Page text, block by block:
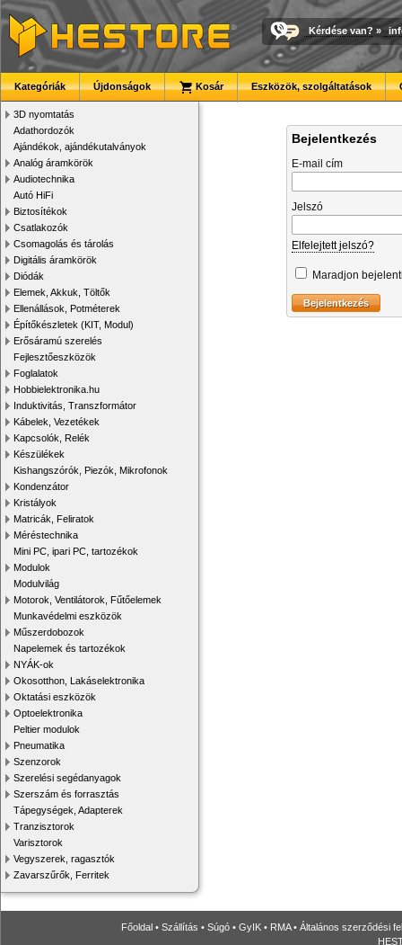
Kérdése van? »
Kategóriák Újdonságok Kosár Eszközök, szolgáltatások
3D nyomtatás
Adathordozók
Ajándékok, ajándékutalványok
Analóg áramkörök
Audiotechnika
Autó HiFi
Biztosítékok
Csatlakozók
Csomagolás és tárolás
Digitális áramkörök
Diódák
Elemek, Akkuk, Töltők
Ellenállások, Potméterek
Építőkészletek (KIT, Modul)
Erősáramú szerelés
Fejlesztőeszközök
Foglalatok
Hobbielektronika.hu
Induktivitás, Transzformátor
Kábelek, Vezetékek
Kapcsolók, Relék
Készülékek
Kishangszórók, Piezók, Mikrofonok
Kondenzátor
Kristályok
Matricák, Feliratok
Méréstechnika
Mini PC, ipari PC, tartozékok
Modulok
Modulvilág
Motorok, Ventilátorok, Fűtőelemek
Munkavédelmi eszközök
Műszerdobozok
Napelemek és tartozékok
NYÁK-ok
Okosotthon, Lakáselektronika
Oktatási eszközök
Optoelektronika
Peltier modulok
Pneumatika
Szenzorok
Szerelési segédanyagok
Szerszám és forrasztás
Tápegységek, Adapterek
Tranzisztorok
Varisztorok
Vegyszerek, ragasztók
Zavarszűrők, Ferritek
Bejelentkezés
E-mail cím
Jelszó
Elfelejtett jelszó?
Maradjon
Főoldal • Szállítás • Súgó • GyIK • RMA• Általános szerződési